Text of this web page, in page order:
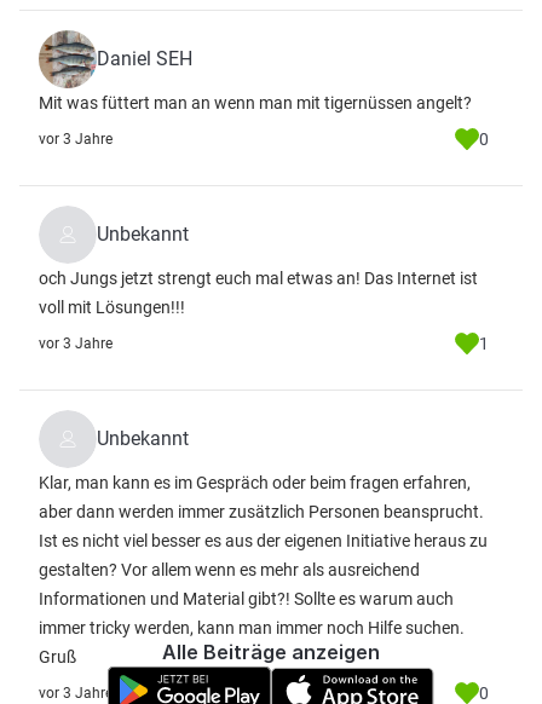
Daniel SEH
Mit was füttert man an wenn man mit tigernüssen angelt?
vor 3 Jahre 0
Unbekannt
och Jungs jetzt strengt euch mal etwas an! Das Internet ist
voll mit Lösungen!!!
vor 3 Jahre 1
Unbekannt
Klar, man kann es im Gespräch oder beim fragen erfahren,
aber dann werden immer zusätzlich Personen beansprucht.
Ist es nicht viel besser es aus der eigenen Initiative heraus zu
gestalten? Vor allem wenn es mehr als ausreichend
Informationen und Material gibt?! Sollte es warum auch
immer tricky werden, kann man immer noch Hilfe suchen.
Gruß
vor 3 Jahre 0
Alle Beiträge anzeigen